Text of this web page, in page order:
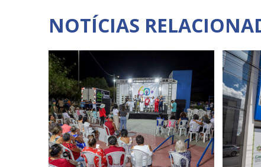
NOTÍCIAS